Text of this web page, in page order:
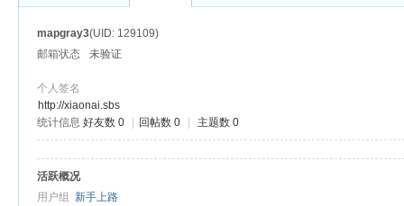
mapgray3(UID: 129109)
邮箱状态
未验证
个人签名
http://xiaonai.sbs
统计信息 好友数 0 回帖数 0 主题数 0
活跃概况
用户组新手上路